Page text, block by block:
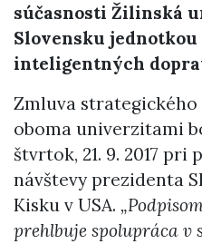
súčasnosti Žilinská
Slovensku
inteligentných
Zmluva
oboma univerzitami
štvrtok, 21. 9. 2017
návštevy prezidenta
Kisku v USA.
prehlbuje spolupráca v